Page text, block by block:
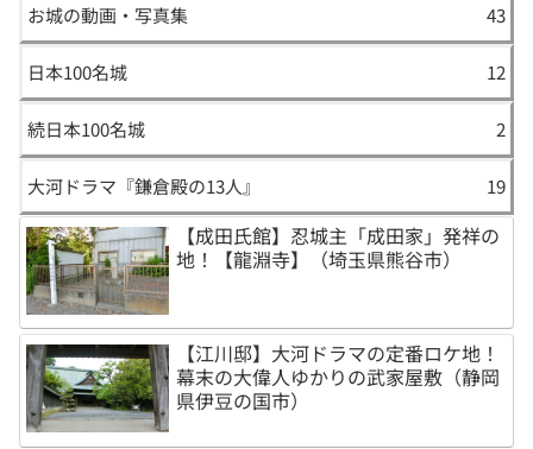
お城の動画・写真集 43
日本100名城 12
続日本100名城 2
大河ドラマ『鎌倉殿の13人』 19
【成田氏館】忍城主「成田家」発祥の
地！【龍淵寺】（埼玉県熊谷市）
【江川邸】大河ドラマの定番ロケ地！
幕末の大偉人ゆかりの武家屋敷（静岡
県伊豆の国市）